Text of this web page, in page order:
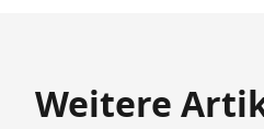
Weitere